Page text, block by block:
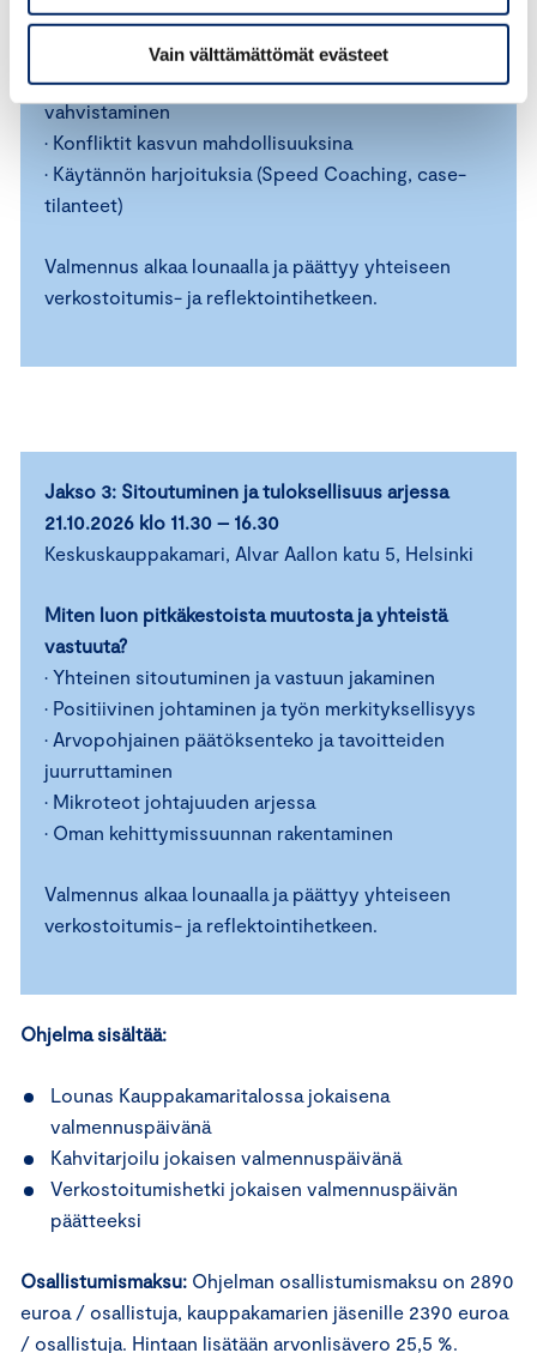
Vain välttämättömät evästeet
• Kuunteleminen, kysyminen ja palautteen
• Toimijuuden ja psykologisen pääoman
vahvistaminen
• Konfliktit kasvun mahdollisuuksina
• Käytännön harjoituksia (Speed Coaching, case-
tilanteet)
Valmennus alkaa lounaalla ja päättyy yhteiseen
verkostoitumis- ja reflektointihetkeen.
Jakso 3: Sitoutuminen ja tuloksellisuus arjessa
21.10.2026 klo 11.30 – 16.30
Keskuskauppakamari, Alvar Aallon katu 5, Helsinki
Miten luon pitkäkestoista muutosta ja yhteistä
vastuuta?
• Yhteinen sitoutuminen ja vastuun jakaminen
• Positiivinen johtaminen ja työn merkityksellisyys
• Arvopohjainen päätöksenteko ja tavoitteiden
juurruttaminen
• Mikroteot johtajuuden arjessa
• Oman kehittymissuunnan rakentaminen
Valmennus alkaa lounaalla ja päättyy yhteiseen
verkostoitumis- ja reflektointihetkeen.
Ohjelma sisältää:
Lounas Kauppakamaritalossa jokaisena
valmennuspäivänä
Kahvitarjoilu jokaisen valmennuspäivänä
Verkostoitumishetki jokaisen valmennuspäivän
päätteeksi
Osallistumismaksu: Ohjelman osallistumismaksu on 2890
euroa / osallistuja, kauppakamarien jäsenille 2390 euroa
/ osallistuja. Hintaan lisätään arvonlisävero 25,5 %.